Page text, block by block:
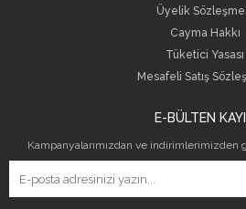
Üyelik
Cayma Hakkı
Tüketici Yasası
Mesafeli Satış
E-BÜLTEN
Kampanyalarımızdan ve indirimlerimizden